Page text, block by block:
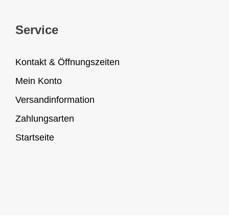
Service
Kontakt & Öffnungszeiten
Mein Konto
Versandinformation
Zahlungsarten
Startseite